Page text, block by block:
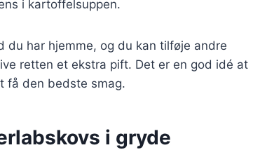
i kartoffelsuppen.
du har hjemme, og du kan tilføje andre
retten et ekstra pift. Det er en god idé at
få den bedste smag.
i gryde